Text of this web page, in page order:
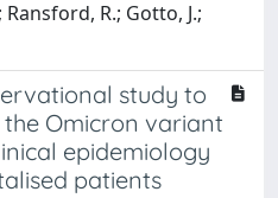
Ransford, R.; Gotto, J.;
study to
Omicron variant
epidemiology
patients